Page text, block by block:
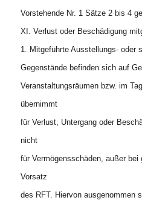
Vorstehende Nr. 1 Sätze 2 bis 4
XI. Verlust oder Beschädigung
1. Mitgeführte Ausstellungs- oder
Gegenstände befinden sich auf
Veranstaltungsräumen bzw. im
übernimmt
für Verlust, Untergang oder
nicht
für Vermögensschäden, außer bei
Vorsatz
des RFT. Hiervon ausgenommen